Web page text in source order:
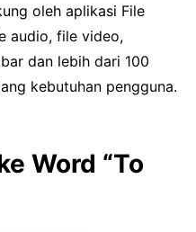
oleh aplikasi File
audio, file video,
dan lebih dari 100
kebutuhan pengguna.
Word “To